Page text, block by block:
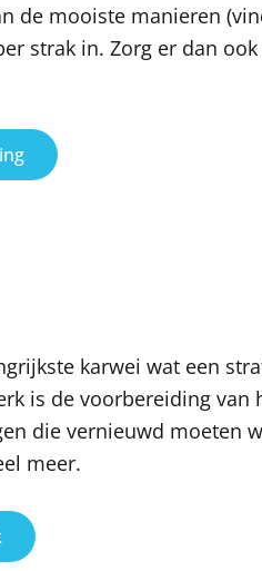
de mooiste manieren
strak in. Zorg er dan
karwei wat een
is de voorbereiding
die vernieuwd moeten
meer.